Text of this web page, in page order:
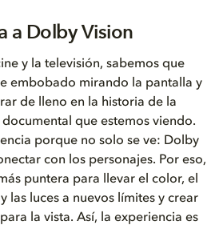
a Dolby Vision
y la televisión, sabemos que
embobado mirando la pantalla y
de lleno en la historia de la
que estemos viendo.
porque no solo se ve: Dolby
con los personajes. Por eso,
puntera para llevar el color, el
las luces a nuevos límites y crear
la vista. Así, la experiencia es